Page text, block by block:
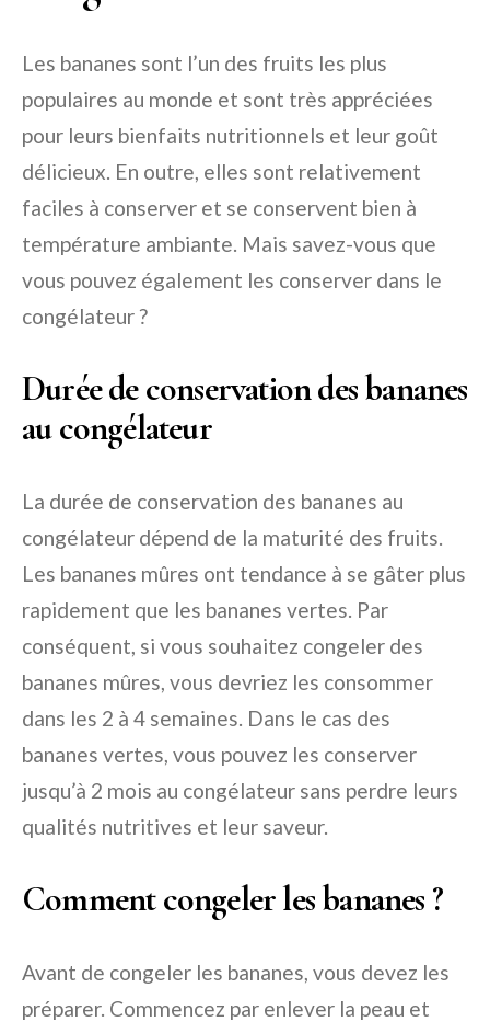
Les bananes sont l’un des fruits les plus
populaires au monde et sont très appréciées
pour leurs bienfaits nutritionnels et leur goût
délicieux. En outre, elles sont relativement
faciles à conserver et se conservent bien à
température ambiante. Mais savez-vous que
vous pouvez également les conserver dans le
congélateur ?
Durée de conservation des bananes
au congélateur
La durée de conservation des bananes au
congélateur dépend de la maturité des fruits.
Les bananes mûres ont tendance à se gâter plus
rapidement que les bananes vertes. Par
conséquent, si vous souhaitez congeler des
bananes mûres, vous devriez les consommer
dans les 2 à 4 semaines. Dans le cas des
bananes vertes, vous pouvez les conserver
jusqu’à 2 mois au congélateur sans perdre leurs
qualités nutritives et leur saveur.
Comment congeler les bananes ?
Avant de congeler les bananes, vous devez les
préparer. Commencez par enlever la peau et